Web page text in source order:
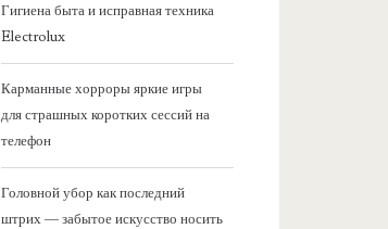
Гигиена быта и исправная техника
Electrolux
Карманные хорроры яркие игры
для страшных коротких сессий на
телефон
Головной убор как последний
штрих — забытое искусство носить